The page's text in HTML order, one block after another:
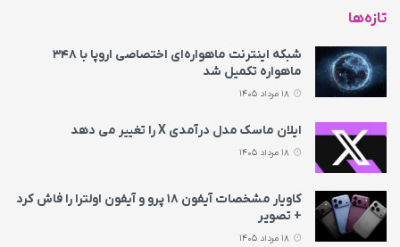
تازه‌ها
شبکه اینترنت ماهواره‌ای اختصاصی اروپا با ۳۴۸
ماهواره تکمیل شد
ایلان ماسک مدل درآمدی X را تغییر می‌ دهد
کاویار مشخصات آیفون ۱۸ پرو و آیفون اولترا را فاش کرد
+ تصویر